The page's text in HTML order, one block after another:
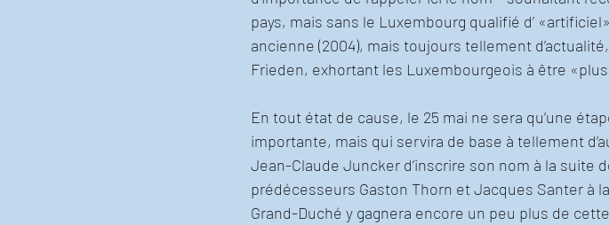
pays, mais sans le Luxembourg qualifié d’
ancienne (2004), mais toujours tellement
Frieden, exhortant les Luxembourgeois à être
En tout état de cause, le 25 mai ne sera qu’une
importante, mais qui servira de base à tellement
Jean-Claude Juncker d’inscrire son nom à la suite
prédécesseurs Gaston Thorn et Jacques Santer à
Grand-Duché y gagnera encore un peu plus de